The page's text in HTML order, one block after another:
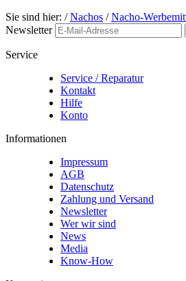
Sie sind hier: /Nachos /Nacho-
Newsletter
Service
Service / Reparatur
Kontakt
Hilfe
Konto
Informationen
Impressum
AGB
Datenschutz
Zahlung und Versand
Newsletter
Wer wir sind
News
Media
Know-How